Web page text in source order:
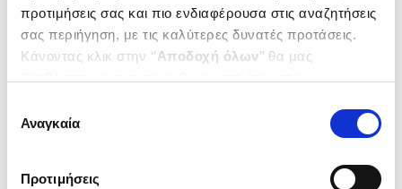
προτιμήσεις σας και πιο ενδιαφέρουσα στις αναζητήσεις
σας περιήγηση, με τις καλύτερες δυνατές προτάσεις.
Κάνοντας κλικ στην ‘’Αποδοχή όλων’’ θα μας
ενδιαφέρουν και να επιλέξετε από τα παρακάτω με την
΄΄και να ενημερωθείτε σχετικά με
συγκατάθεσης
Αναγκαία
Προτιμήσεις